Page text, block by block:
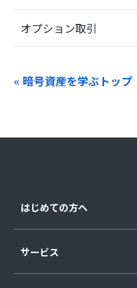
オプション取引
« 暗号資産を学ぶトップ
はじめての方へ
サービス